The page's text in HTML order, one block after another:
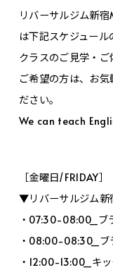
リバーサルジム新
は下記スケジュール
クラスのご見学・ご
ご希望の方は、お
ださい。
We can teach
［金曜日/FRIDAY］
▼リバーサルジム
・07:30-08:00_ブ
・08:00-08:30_ブ
・12:00-13:00_キ